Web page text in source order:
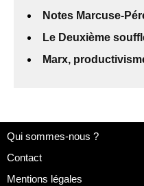
Notes Marcuse-
Le Deuxième
Marx,
Qui sommes-nous ?
Contact
Mentions légales